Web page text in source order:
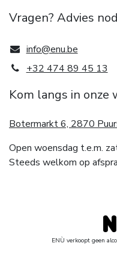
Vragen? Advies
info@enu.be
+32 474 89 45 13
Kom langs in onze
Botermarkt 6, 2870
Open woensdag t.e.m.
Steeds welkom op
ENÙ verkoopt geen